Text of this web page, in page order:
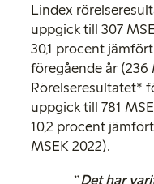
Lindex
uppgick till 307
30,1 procent
föregående år (236
Rörelseresultatet*
uppgick till 781
10,2 procent
MSEK 2022).
”Det har